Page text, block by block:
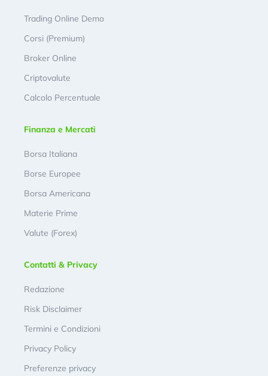
Trading Online Demo
Corsi (Premium)
Broker Online
Criptovalute
Calcolo Percentuale
Finanza e Mercati
Borsa Italiana
Borse Europee
Borsa Americana
Materie Prime
Valute (Forex)
Contatti & Privacy
Redazione
Risk Disclaimer
Termini e Condizioni
Privacy Policy
Preferenze privacy